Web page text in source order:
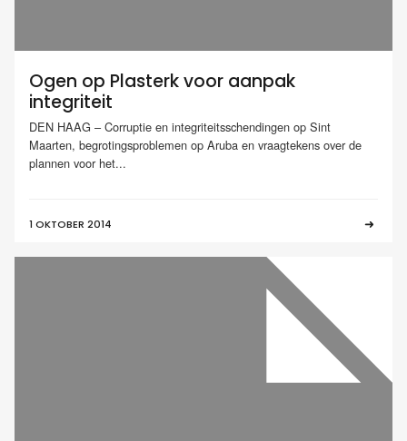
Ogen op Plasterk voor aanpak
integriteit
DEN HAAG – Corruptie en integriteitsschendingen op Sint
Maarten, begrotingsproblemen op Aruba en vraagtekens over de
plannen voor het...
1 OKTOBER 2014